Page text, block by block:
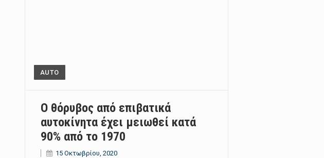
AUTO
Ο θόρυβος από επιβατικά
αυτοκίνητα έχει μειωθεί κατά
90% από το 1970
15 Οκτωβρίου, 2020